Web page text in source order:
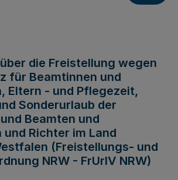
die Freistellung wegen
für Beamtinnen und
Eltern - und Pflegezeit,
Sonderurlaub der
Beamten und
Richter im Land
(Freistellungs- und
NRW - FrUrlV NRW)